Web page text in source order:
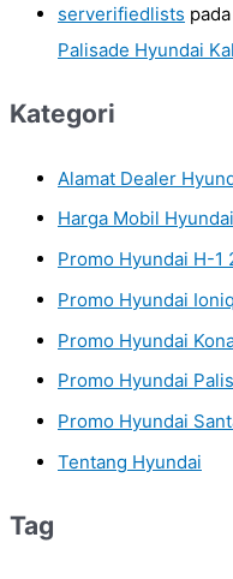
serverifiedlists pada
Palisade Hyundai
Kategori
Alamat Dealer
Harga Mobil Hyundai
Promo Hyundai H-1
Promo Hyundai
Promo Hyundai
Promo Hyundai
Promo Hyundai
Tentang Hyundai
Tag